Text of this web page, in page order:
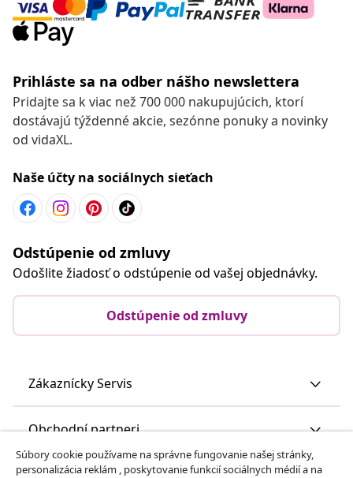
Prihláste sa na odber nášho newslettera
Pridajte sa k viac než 700 000 nakupujúcich, ktorí
dostávajú týždenné akcie, sezónne ponuky a novinky
od vidaXL.
Naše účty na sociálnych sieťach
Odstúpenie od zmluvy
Odošlite žiadosť o odstúpenie od vašej objednávky.
Odstúpenie od zmluvy
Zákaznícky Servis
Obchodní partneri
Súbory cookie používame na správne fungovanie našej stránky,
personalizácia reklám , poskytovanie funkcií sociálnych médií a na